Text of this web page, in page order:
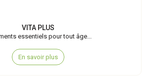
VITA PLUS
essentiels pour tout âge...
En savoir plus